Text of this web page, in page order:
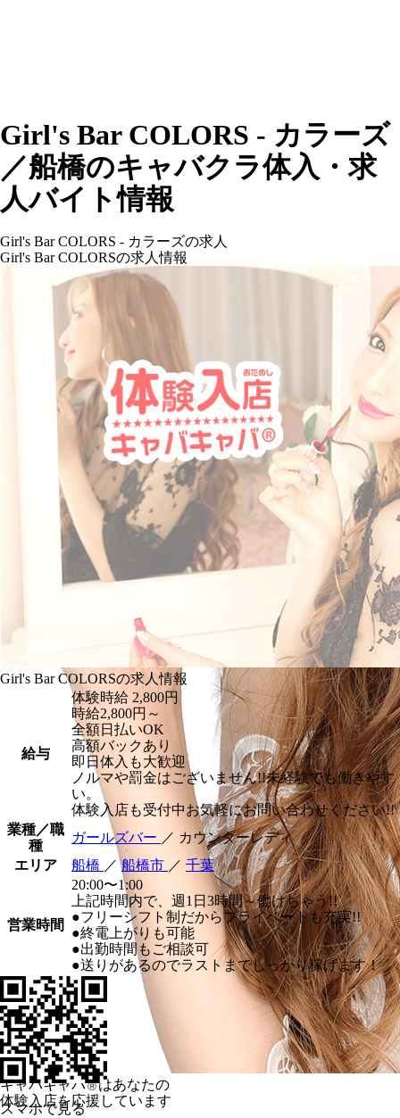
キャバキャバⓇはあなたの
体験入店を応援しています
Girl's Bar COLORS - カラーズ
／船橋のキャバクラ体入・求
人バイト情報
Girl's Bar COLORS - カラーズの求人
Girl's Bar COLORSの求人情報
Girl's Bar COLORSの求人情報
給与
体験時給 2,800円
時給2,800円～
全額日払いOK
高額バックあり
即日体入も大歓迎
ノルマや罰金はございません!!未経験でも働きやす
い。
体験入店も受付中お気軽にお問い合わせください!!
業種／職
種
ガールズバー ／ カウンターレディ
エリア
船橋 ／船橋市 ／ 千葉
営業時間
20:00〜1:00
上記時間内で、週1日3時間～働けちゃう!!
●フリーシフト制だからプライベートも充実!!
●終電上がりも可能
●出勤時間もご相談可
●送りがあるのでラストまでしっかり稼げます！
スマホで見る